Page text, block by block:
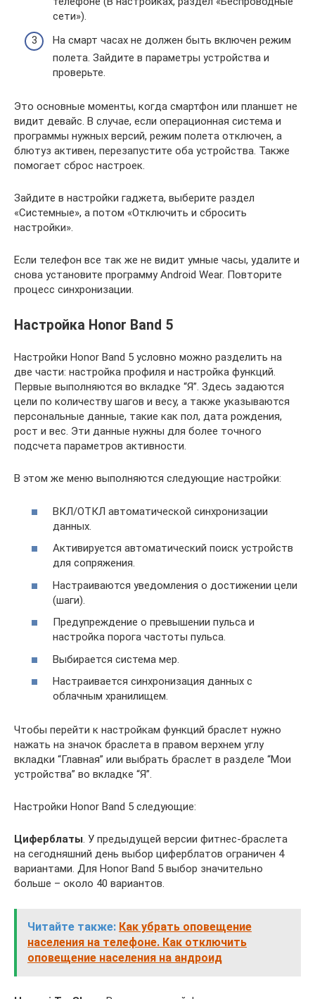
сети»).
На смарт часах не должен быть включен режим
полета. Зайдите в параметры устройства и
проверьте.
Это основные моменты, когда смартфон или планшет не
видит девайс. В случае, если операционная система и
программы нужных версий, режим полета отключен, а
блютуз активен, перезапустите оба устройства. Также
помогает сброс настроек.
Зайдите в настройки гаджета, выберите раздел
«Системные», а потом «Отключить и сбросить
настройки».
Если телефон все так же не видит умные часы, удалите и
снова установите программу Android Wear. Повторите
процесс синхронизации.
Настройка Honor Band 5
Настройки Honor Band 5 условно можно разделить на
две части: настройка профиля и настройка функций.
Первые выполняются во вкладке “Я”. Здесь задаются
цели по количеству шагов и весу, а также указываются
персональные данные, такие как пол, дата рождения,
рост и вес. Эти данные нужны для более точного
подсчета параметров активности.
В этом же меню выполняются следующие настройки:
ВКЛ/ОТКЛ автоматической синхронизации
данных.
Активируется автоматический поиск устройств
для сопряжения.
Настраиваются уведомления о достижении цели
(шаги).
Предупреждение о превышении пульса и
настройка порога частоты пульса.
Выбирается система мер.
Настраивается синхронизация данных с
облачным хранилищем.
Чтобы перейти к настройкам функций браслет нужно
нажать на значок браслета в правом верхнем углу
вкладки “Главная” или выбрать браслет в разделе “Мои
устройства” во вкладке “Я”.
Настройки Honor Band 5 следующие:
Циферблаты. У предыдущей версии фитнес-браслета
на сегодняшний день выбор циферблатов ограничен 4
вариантами. Для Honor Band 5 выбор значительно
больше – около 40 вариантов.
Читайте также: Как убрать оповещение
населения на телефоне. Как отключить
оповещение населения на андроид